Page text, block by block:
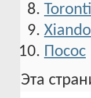
Посос
Эта